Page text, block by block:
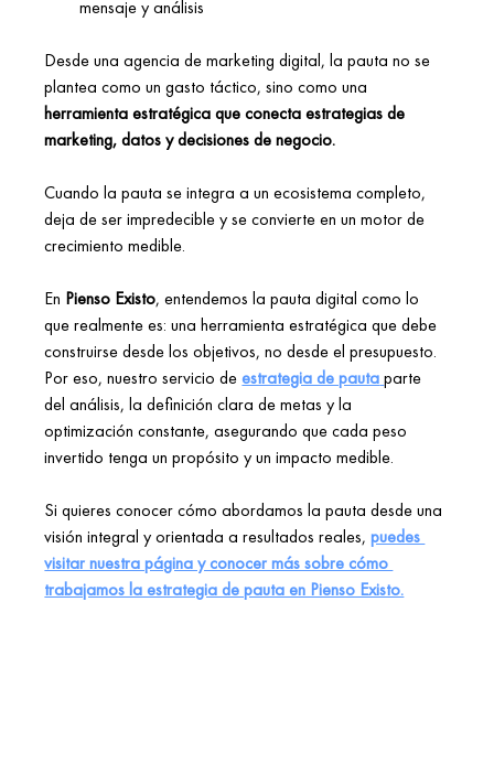
mensaje y análisis
Desde una agencia de marketing digital, la pauta no se
plantea como un gasto táctico, sino como una
herramienta estratégica que conecta estrategias de
marketing, datos y decisiones de negocio.
Cuando la pauta se integra a un ecosistema completo,
deja de ser impredecible y se convierte en un motor de
crecimiento medible.
En Pienso Existo, entendemos la pauta digital como lo
que realmente es: una herramienta estratégica que debe
construirse desde los objetivos, no desde el presupuesto.
Por eso, nuestro servicio de estrategia de pauta parte
del análisis, la definición clara de metas y la
optimización constante, asegurando que cada peso
invertido tenga un propósito y un impacto medible.
Si quieres conocer cómo abordamos la pauta desde una
visión integral y orientada a resultados reales, puedes
visitar nuestra página y conocer más sobre cómo
trabajamos la estrategia de pauta en Pienso Existo.